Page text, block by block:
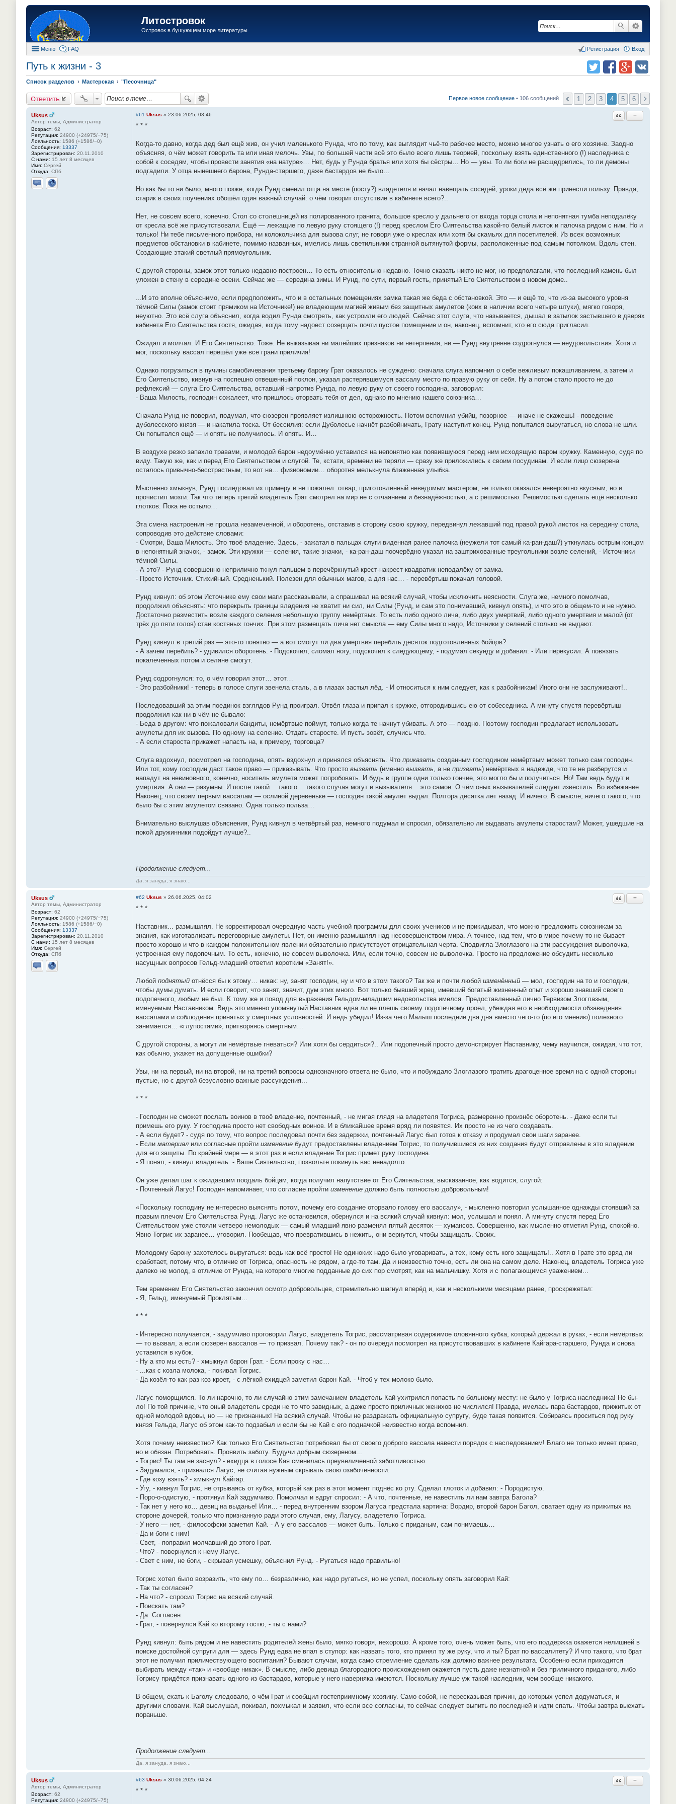
Литостровок
Островок в бушующем море литературы
Меню FAQ Вход
Регистрация
Путь к жизни - 3
Список разделов Мастерская "Песочница"
Ответить Первое новое сообщение • 106 сообщений 1 2 3 4 5 6
Uksus
Автор темы, Администратор
Возраст: 62
Репутация: 24900 (+24975/−75)
Лояльность: 1586 (+1586/−0)
Сообщения: 13337
Зарегистрирован: 20.11.2010
С нами: 15 лет 8 месяцев
Имя: Сергей
Откуда: СПб
Отправить личное сообщение
Сайт
Ответить с цитатой
−
#61 Uksus » 23.06.2025, 03:46
* * *
Когда-то давно, когда дед был ещё жив, он учил маленького Рунда, что по тому, как выглядит чьё-то рабочее место, можно многое узнать о его хозяине. Заодно
объясняя, о чём может говорить та или иная мелочь. Увы, по большей части всё это было всего лишь теорией, поскольку взять единственного (!) наследника с
собой к соседям, чтобы провести занятия «на натуре»… Нет, будь у Рунда братья или хотя бы сёстры… Но — увы. То ли боги не расщедрились, то ли демоны
подгадили. У отца нынешнего барона, Рунда-старшего, даже бастардов не было…
Но как бы то ни было, много позже, когда Рунд сменил отца на месте (посту?) владетеля и начал навещать соседей, уроки деда всё же принесли пользу. Правда,
старик в своих поучениях обошёл один важный случай: о чём говорит отсутствие в кабинете всего?..
Нет, не совсем всего, конечно. Стол со столешницей из полированного гранита, большое кресло у дальнего от входа торца стола и непонятная тумба неподалёку
от кресла всё же присутствовали. Ещё — лежащие по левую руку стоящего (!) перед креслом Его Сиятельства какой-то белый листок и палочка рядом с ним. Но и
только! Ни тебе письменного прибора, ни колокольчика для вызова слуг, не говоря уже о креслах или хотя бы скамьях для посетителей. Из всех возможных
предметов обстановки в кабинете, помимо названных, имелись лишь светильники странной вытянутой формы, расположенные под самым потолком. Вдоль стен.
Создающие этакий светлый прямоугольник.
С другой стороны, замок этот только недавно построен… То есть относительно недавно. Точно сказать никто не мог, но предполагали, что последний камень был
уложен в стену в середине осени. Сейчас же — середина зимы. И Рунд, по сути, первый гость, принятый Его Сиятельством в новом доме..
...И это вполне объяснимо, если предположить, что и в остальных помещениях замка такая же беда с обстановкой. Это — и ещё то, что из-за высокого уровня
тёмной Силы (замок стоит прямиком на Источнике!) не владеющим магией живым без защитных амулетов (коих в наличии всего четыре штуки), мягко говоря,
неуютно. Это всё слуга объяснил, когда водил Рунда смотреть, как устроили его людей. Сейчас этот слуга, что называется, дышал в затылок застывшего в дверях
кабинета Его Сиятельства гостя, ожидая, когда тому надоест созерцать почти пустое помещение и он, наконец, вспомнит, кто его сюда пригласил.
Ожидал и молчал. И Его Сиятельство. Тоже. Не выказывая ни малейших признаков ни нетерпения, ни — Рунд внутренне содрогнулся — неудовольствия. Хотя и
мог, поскольку вассал перешёл уже все грани приличия!
Однако погрузиться в пучины самобичевания третьему барону Грат оказалось не суждено: сначала слуга напомнил о себе вежливым покашливанием, а затем и
Его Сиятельство, кивнув на поспешно отвешенный поклон, указал растерявшемуся вассалу место по правую руку от себя. Ну а потом стало просто не до
рефлексий — слуга Его Сиятельства, вставший напротив Рунда, по левую руку от своего господина, заговорил:
- Ваша Милость, господин сожалеет, что пришлось оторвать тебя от дел, однако по мнению нашего союзника…
Сначала Рунд не поверил, подумал, что сюзерен проявляет излишнюю осторожность. Потом вспомнил убийц, позорное — иначе не скажешь! - поведение
дуболесского князя — и накатила тоска. От бессилия: если Дуболесье начнёт разбойничать, Грату наступит конец. Рунд попытался выругаться, но слова не шли.
Он попытался ещё — и опять не получилось. И опять. И…
В воздухе резко запахло травами, и молодой барон недоумённо уставился на непонятно как появившуюся перед ним исходящую паром кружку. Каменную, судя по
виду. Такую же, как и перед Его Сиятельством и слугой. Те, кстати, времени не теряли — сразу же приложились к своим посудинам. И если лицо сюзерена
осталось привычно-бесстрастным, то вот на… физиономии… оборотня мелькнула блаженная улыбка.
Мысленно хмыкнув, Рунд последовал их примеру и не пожалел: отвар, приготовленный неведомым мастером, не только оказался невероятно вкусным, но и
прочистил мозги. Так что теперь третий владетель Грат смотрел на мир не с отчаянием и безнадёжностью, а с решимостью. Решимостью сделать ещё несколько
глотков. Пока не остыло…
Эта смена настроения не прошла незамеченной, и оборотень, отставив в сторону свою кружку, передвинул лежавший под правой рукой листок на середину стола,
сопроводив это действие словами:
- Смотри, Ваша Милость. Это твоё владение. Здесь, - зажатая в пальцах слуги виденная ранее палочка (неужели тот самый ка-ран-даш?) уткнулась острым концом
в непонятный значок, - замок. Эти кружки — селения, такие значки, - ка-ран-даш поочерёдно указал на заштрихованные треугольники возле селений, - Источники
тёмной Силы.
- А это? - Рунд совершенно неприлично ткнул пальцем в перечёркнутый крест-накрест квадратик неподалёку от замка.
- Просто Источник. Стихийный. Средненький. Полезен для обычных магов, а для нас… - перевёртыш покачал головой.
Рунд кивнул: об этом Источнике ему свои маги рассказывали, а спрашивал на всякий случай, чтобы исключить неясности. Слуга же, немного помолчав,
продолжил объяснять: что перекрыть границы владения не хватит ни сил, ни Силы (Рунд, и сам это понимавший, кивнул опять), и что это в общем-то и не нужно.
Достаточно разместить возле каждого селения небольшую группу немёртвых. То есть либо одного лича, либо двух умертвий, либо одного умертвия и малой (от
трёх до пяти голов) стаи костяных гончих. При этом размещать лича нет смысла — ему Силы много надо, Источники у селений столько не выдают.
Рунд кивнул в третий раз — это-то понятно — а вот смогут ли два умертвия перебить десяток подготовленных бойцов?
- А зачем перебить? - удивился оборотень. - Подскочил, сломал ногу, подскочил к следующему, - подумал секунду и добавил: - Или перекусил. А повязать
покалеченных потом и селяне смогут.
Рунд содрогнулся: то, о чём говорил этот… этот…
- Это разбойники! - теперь в голосе слуги звенела сталь, а в глазах застыл лёд. - И относиться к ним следует, как к разбойникам! Иного они не заслуживают!..
Последовавший за этим поединок взглядов Рунд проиграл. Отвёл глаза и припал к кружке, отгородившись ею от собеседника. А минуту спустя перевёртыш
продолжил как ни в чём не бывало:
- Беда в другом: что пожаловали бандиты, немёртвые поймут, только когда те начнут убивать. А это — поздно. Поэтому господин предлагает использовать
амулеты для их вызова. По одному на селение. Отдать старосте. И пусть зовёт, случись что.
- А если староста прикажет напасть на, к примеру, торговца?
Слуга вздохнул, посмотрел на господина, опять вздохнул и принялся объяснять. Что приказать созданным господином немёртвым может только сам господин.
Или тот, кому господин даст такое право — приказывать. Что просто вызвать (именно вызвать, а не призвать) немёртвых в надежде, что те не разберутся и
нападут на невиновного, конечно, носитель амулета может попробовать. И будь в группе одни только гончие, это могло бы и получиться. Но! Там ведь будут и
умертвия. А они — разумны. И после такой… такого… такого случая могут и вызывателя… это самое. О чём оных вызывателей следует известить. Во избежание.
Наконец, что своим первым вассалам — ослиной деревеньке — господин такой амулет выдал. Полтора десятка лет назад. И ничего. В смысле, ничего такого, что
было бы с этим амулетом связано. Одна только польза…
Внимательно выслушав объяснения, Рунд кивнул в четвёртый раз, немного подумал и спросил, обязательно ли выдавать амулеты старостам? Может, ушедшие на
покой дружинники подойдут лучше?..
Продолжение следует...
Да, я зануда, я знаю...
Uksus
Автор темы, Администратор
Возраст: 62
Репутация: 24900 (+24975/−75)
Лояльность: 1586 (+1586/−0)
Сообщения: 13337
Зарегистрирован: 20.11.2010
С нами: 15 лет 8 месяцев
Имя: Сергей
Откуда: СПб
Отправить личное сообщение
Сайт
Ответить с цитатой
−
#62 Uksus » 26.06.2025, 04:02
* * *
Наставник... размышлял. Не корректировал очередную часть учебной программы для своих учеников и не прикидывал, что можно предложить союзникам за
знания, как изготавливать переговорные амулеты. Нет, он именно размышлял над несовершенством мира. А точнее, над тем, что в мире почему-то не бывает
просто хорошо и что в каждом положительном явлении обязательно присутствует отрицательная черта. Сподвигла Злоглазого на эти рассуждения выволочка,
устроенная ему подопечным. То есть, конечно, не совсем выволочка. Или, если точно, совсем не выволочка. Просто на предложение обсудить несколько
насущных вопросов Гельд-младший ответил коротким «Занят!».
Любой поднятый отнёсся бы к этому… никак: ну, занят господин, ну и что в этом такого? Так же и почти любой изменённый — мол, господин на то и господин,
чтобы думы думать. И если говорит, что занят, значит, дум этих много. Вот только бывший жрец, имевший богатый жизненный опыт и хорошо знавший своего
подопечного, любым не был. К тому же и повод для выражения Гельдом-младшим недовольства имелся. Предоставленный лично Тервизом Злоглазым,
именуемым Наставником. Ведь это именно упомянутый Наставник едва ли не плешь своему подопечному проел, убеждая его в необходимости обзаведения
вассалами и соблюдения принятых у смертных условностей. И ведь убедил! Из-за чего Малыш последние два дня вместо чего-то (по его мнению) полезного
занимается… «глупостями», притворяясь смертным…
С другой стороны, а могут ли немёртвые гневаться? Или хотя бы сердиться?.. Или подопечный просто демонстрирует Наставнику, чему научился, ожидая, что тот,
как обычно, укажет на допущенные ошибки?
Увы, ни на первый, ни на второй, ни на третий вопросы однозначного ответа не было, что и побуждало Злоглазого тратить драгоценное время на с одной стороны
пустые, но с другой безусловно важные рассуждения...
* * *
- Господин не сможет послать воинов в твоё владение, почтенный, - не мигая глядя на владетеля Тогриса, размеренно произнёс оборотень. - Даже если ты
примешь его руку. У господина просто нет свободных воинов. И в ближайшее время вряд ли появятся. Их просто не из чего создавать.
- А если будет? - судя по тому, что вопрос последовал почти без задержки, почтенный Лагус был готов к отказу и продумал свои шаги заранее.
- Если материал или согласные пройти изменение будут предоставлены владением Тогрис, то получившиеся из них создания будут отправлены в это владение
для его защиты. По крайней мере — в этот раз и если владение Тогрис примет руку господина.
- Я понял, - кивнул владетель. - Ваше Сиятельство, позвольте покинуть вас ненадолго.
Он уже делал шаг к ожидавшим поодаль бойцам, когда получил напутствие от Его Сиятельства, высказанное, как водится, слугой:
- Почтенный Лагус! Господин напоминает, что согласие пройти изменение должно быть полностью добровольным!
«Поскольку господину не интересно выяснять потом, почему его создание оторвало голову его вассалу», - мысленно повторил услышанное однажды стоявший за
правым плечом Его Сиятельства Рунд. Лагус же остановился, обернулся и на всякий случай кивнул: мол, услышал и понял. А минуту спустя перед Его
Сиятельством уже стояли четверо немолодых — самый младший явно разменял пятый десяток — хумансов. Совершенно, как мысленно отметил Рунд, спокойно.
Явно Тогрис их заранее… уговорил. Пообещав, что превратившись в нежить, они вернутся, чтобы защищать. Своих.
Молодому барону захотелось выругаться: ведь как всё просто! Не одиноких надо было уговаривать, а тех, кому есть кого защищать!.. Хотя в Грате это вряд ли
сработает, потому что, в отличие от Тогриса, опасность не рядом, а где-то там. Да и неизвестно точно, есть ли она на самом деле. Наконец, владетель Тогриса уже
далеко не молод, в отличие от Рунда, на которого многие подданные до сих пор смотрят, как на мальчишку. Хотя и с полагающимся уважением...
Тем временем Его Сиятельство закончил осмотр добровольцев, стремительно шагнул вперёд и, как и несколькими месяцами ранее, проскрежетал:
- Я, Гельд, именуемый Проклятым...
* * *
- Интересно получается, - задумчиво проговорил Лагус, владетель Тогрис, рассматривая содержимое оловянного кубка, который держал в руках, - если немёртвых
— то вызвал, а если сюзерен вассалов — то призвал. Почему так? - он по очереди посмотрел на присутствовавших в кабинете Кайгара-старшего, Рунда и снова
уставился в кубок.
- Ну а кто мы есть? - хмыкнул барон Грат. - Если проку с нас…
- ...как с козла молока, - покивал Тогрис.
- Да козёл-то как раз коз кроет, - с лёгкой ехидцей заметил барон Кай. - Чтоб у тех молоко было.
Лагус поморщился. То ли нарочно, то ли случайно этим замечанием владетель Кай ухитрился попасть по больному месту: не было у Тогриса наследника! Не бы-
ло! По той причине, что оный владетель среди не то что завидных, а даже просто приличных женихов не числился! Правда, имелась пара бастардов, прижитых от
одной молодой вдовы, но — не признанных! На всякий случай. Чтобы не раздражать официальную супругу, буде такая появится. Собираясь проситься под руку
князя Гельда, Лагус об этом как-то подзабыл и если бы не Кай с его подначкой неизвестно когда вспомнил.
Хотя почему неизвестно? Как только Его Сиятельство потребовал бы от своего доброго вассала навести порядок с наследованием! Благо не только имеет право,
но и обязан. Потребовать. Проявить заботу. Будучи добрым сюзереном...
- Тогрис! Ты там не заснул? - ехидца в голосе Кая сменилась преувеличенной заботливостью.
- Задумался, - признался Лагус, не считая нужным скрывать свою озабоченности.
- Где козу взять? - хмыкнул Кайгар.
- Угу, - кивнул Тогрис, не отрываясь от кубка, который как раз в этот момент поднёс ко рту. Сделал глоток и добавил: - Породистую.
- Поро-о-одистую, - протянул Кай задумчиво. Помолчал и вдруг спросил: - А что, почтенные, не навестить ли нам завтра Багола?
- Так нет у него ко… девиц на выданье! Или… - перед внутренним взором Лагуса предстала картина: Вордир, второй барон Багол, сватает одну из прижитых на
стороне дочерей, только что признанную ради этого случая, ему, Лагусу, владетелю Тогриса.
- У него — нет, - философски заметил Кай. - А у его вассалов — может быть. Только с приданым, сам понимаешь…
- Да и боги с ним!
- Свет, - поправил молчавший до этого Грат.
- Что? - повернулся к нему Лагус.
- Свет с ним, не боги, - скрывая усмешку, объяснил Рунд. - Ругаться надо правильно!
Тогрис хотел было возразить, что ему по… безразлично, как надо ругаться, но не успел, поскольку опять заговорил Кай:
- Так ты согласен?
- На что? - спросил Тогрис на всякий случай.
- Поискать там?
- Да. Согласен.
- Грат, - повернулся Кай ко второму гостю, - ты с нами?
Рунд кивнул: быть рядом и не навестить родителей жены было, мягко говоря, нехорошо. А кроме того, очень может быть, что его поддержка окажется нелишней в
поиске достойной супруги для — здесь Рунд едва не впал в ступор: как назвать того, кто принял ту же руку, что и ты? Брат по вассалитету? И что такого, что брат
этот не получил приличествующего воспитания? Бывают случаи, когда само стремление сделать как должно важнее результата. Особенно если приходится
выбирать между «так» и «вообще никак». В смысле, либо девица благородного происхождения окажется пусть даже незнатной и без приличного приданого, либо
Тогрису придётся признавать одного из бастардов, которые у него наверняка имеются. Поскольку лучше уж такой наследник, чем вообще никакого.
В общем, ехать к Баголу следовало, о чём Грат и сообщил гостеприимному хозяину. Само собой, не пересказывая причин, до которых успел додуматься, и
другими словами. Кай выслушал, покивал, похмыкал и заявил, что если все согласны, то сейчас следует выпить по последней и идти спать. Чтобы завтра выехать
пораньше.
Продолжение следует...
Да, я зануда, я знаю...
Uksus
Автор темы, Администратор
Возраст: 62
Репутация: 24900 (+24975/−75)
Ответить с цитатой
−
#63 Uksus » 30.06.2025, 04:24
* * *